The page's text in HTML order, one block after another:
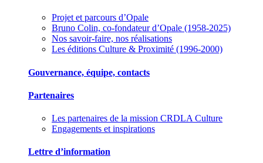
Projet et parcours d’Opale
Bruno Colin, co-fondateur d’Opale (1958-2025)
Nos savoir-faire, nos réalisations
Les éditions Culture & Proximité (1996-2000)
Gouvernance, équipe, contacts
Partenaires
Les partenaires de la mission CRDLA Culture
Engagements et inspirations
Lettre d’information